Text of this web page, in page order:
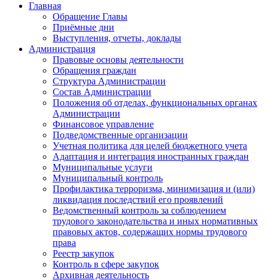
Главная
Обращение Главы
Приёмные дни
Выступления, отчеты, доклады
Администрация
Правовые основы деятельности
Обращения граждан
Структура Администрации
Состав Администрации
Положения об отделах, функциональных органах
Администрации
Финансовое управление
Подведомственные организации
Учетная политика для целей бюджетного учета
Адаптация и интеграция иностранных граждан
Муниципальные услуги
Муниципальный контроль
Профилактика терроризма, минимизация и (или)
ликвидация последствий его проявлений
Ведомственный контроль за соблюдением
трудового законодательства и иных нормативных
правовых актов, содержащих нормы трудового
права
Реестр закупок
Контроль в сфере закупок
Архивная деятельность